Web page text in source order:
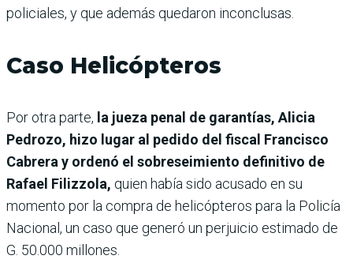
policiales, y que además quedaron inconclusas.
Caso Helicópteros
Por otra parte, la jueza penal de garantías, Alicia
Pedrozo, hizo lugar al pedido del fiscal Francisco
Cabrera y ordenó el sobreseimiento definitivo de
Rafael Filizzola, quien había sido acusado en su
momento por la compra de helicópteros para la Policía
Nacional, un caso que generó un perjuicio estimado de
G. 50.000 millones.